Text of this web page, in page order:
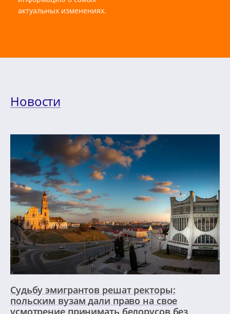
актуальных изменениях.
Новости
Судьбу эмигрантов решат ректоры:
польским вузам дали право на свое
усмотрение принимать белорусов без